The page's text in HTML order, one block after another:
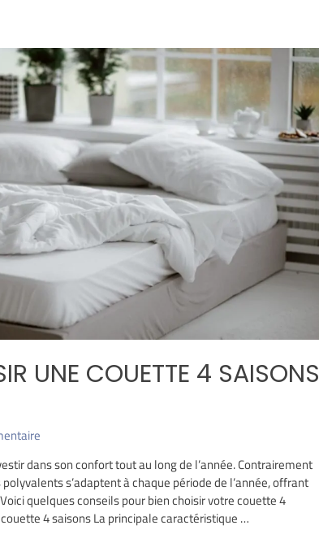
UNE COUETTE 4 SAISONS
dans son confort tout au long de l’année. Contrairement
s’adaptent à chaque période de l’année, offrant
quelques conseils pour bien choisir votre couette 4
4 saisons La principale caractéristique …